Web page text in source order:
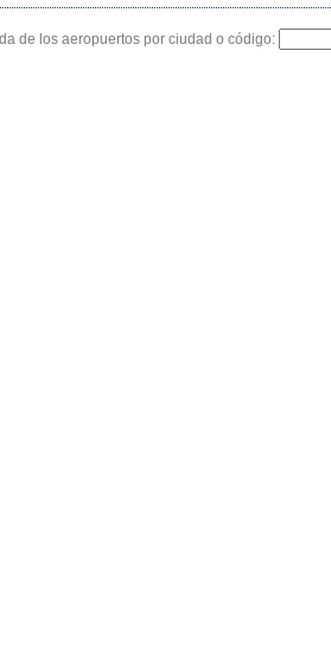
de los aeropuertos por ciudad o código: